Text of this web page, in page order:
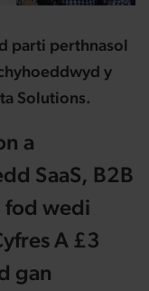
parti perthnasol
y
Solutions.
a
SaaS, B2B
fod wedi
A £3
gan